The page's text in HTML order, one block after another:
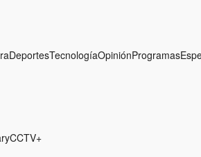
DeportesTecnologíaOpiniónProgramas
CCTV+